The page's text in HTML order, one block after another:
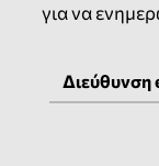
για να